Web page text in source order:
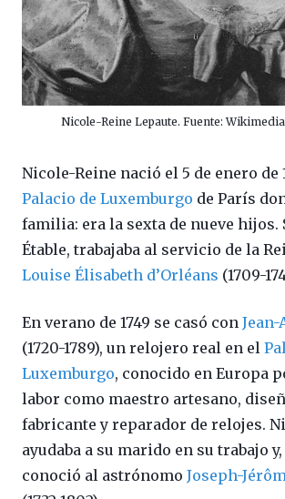
Nicole-Reine Lepaute. Fuente:
Nicole-Reine nació el 5 de enero de
Palacio de Luxemburgo de París
familia: era la sexta de nueve hijos.
Étable, trabajaba al servicio de la
Louise Élisabeth d’Orléans (1709-
En verano de 1749 se casó con
(1720-1789), un relojero real en el
Luxemburgo, conocido en Europa
labor como maestro artesano,
fabricante y reparador de relojes.
ayudaba a su marido en su trabajo
conoció al astrónomo Joseph-